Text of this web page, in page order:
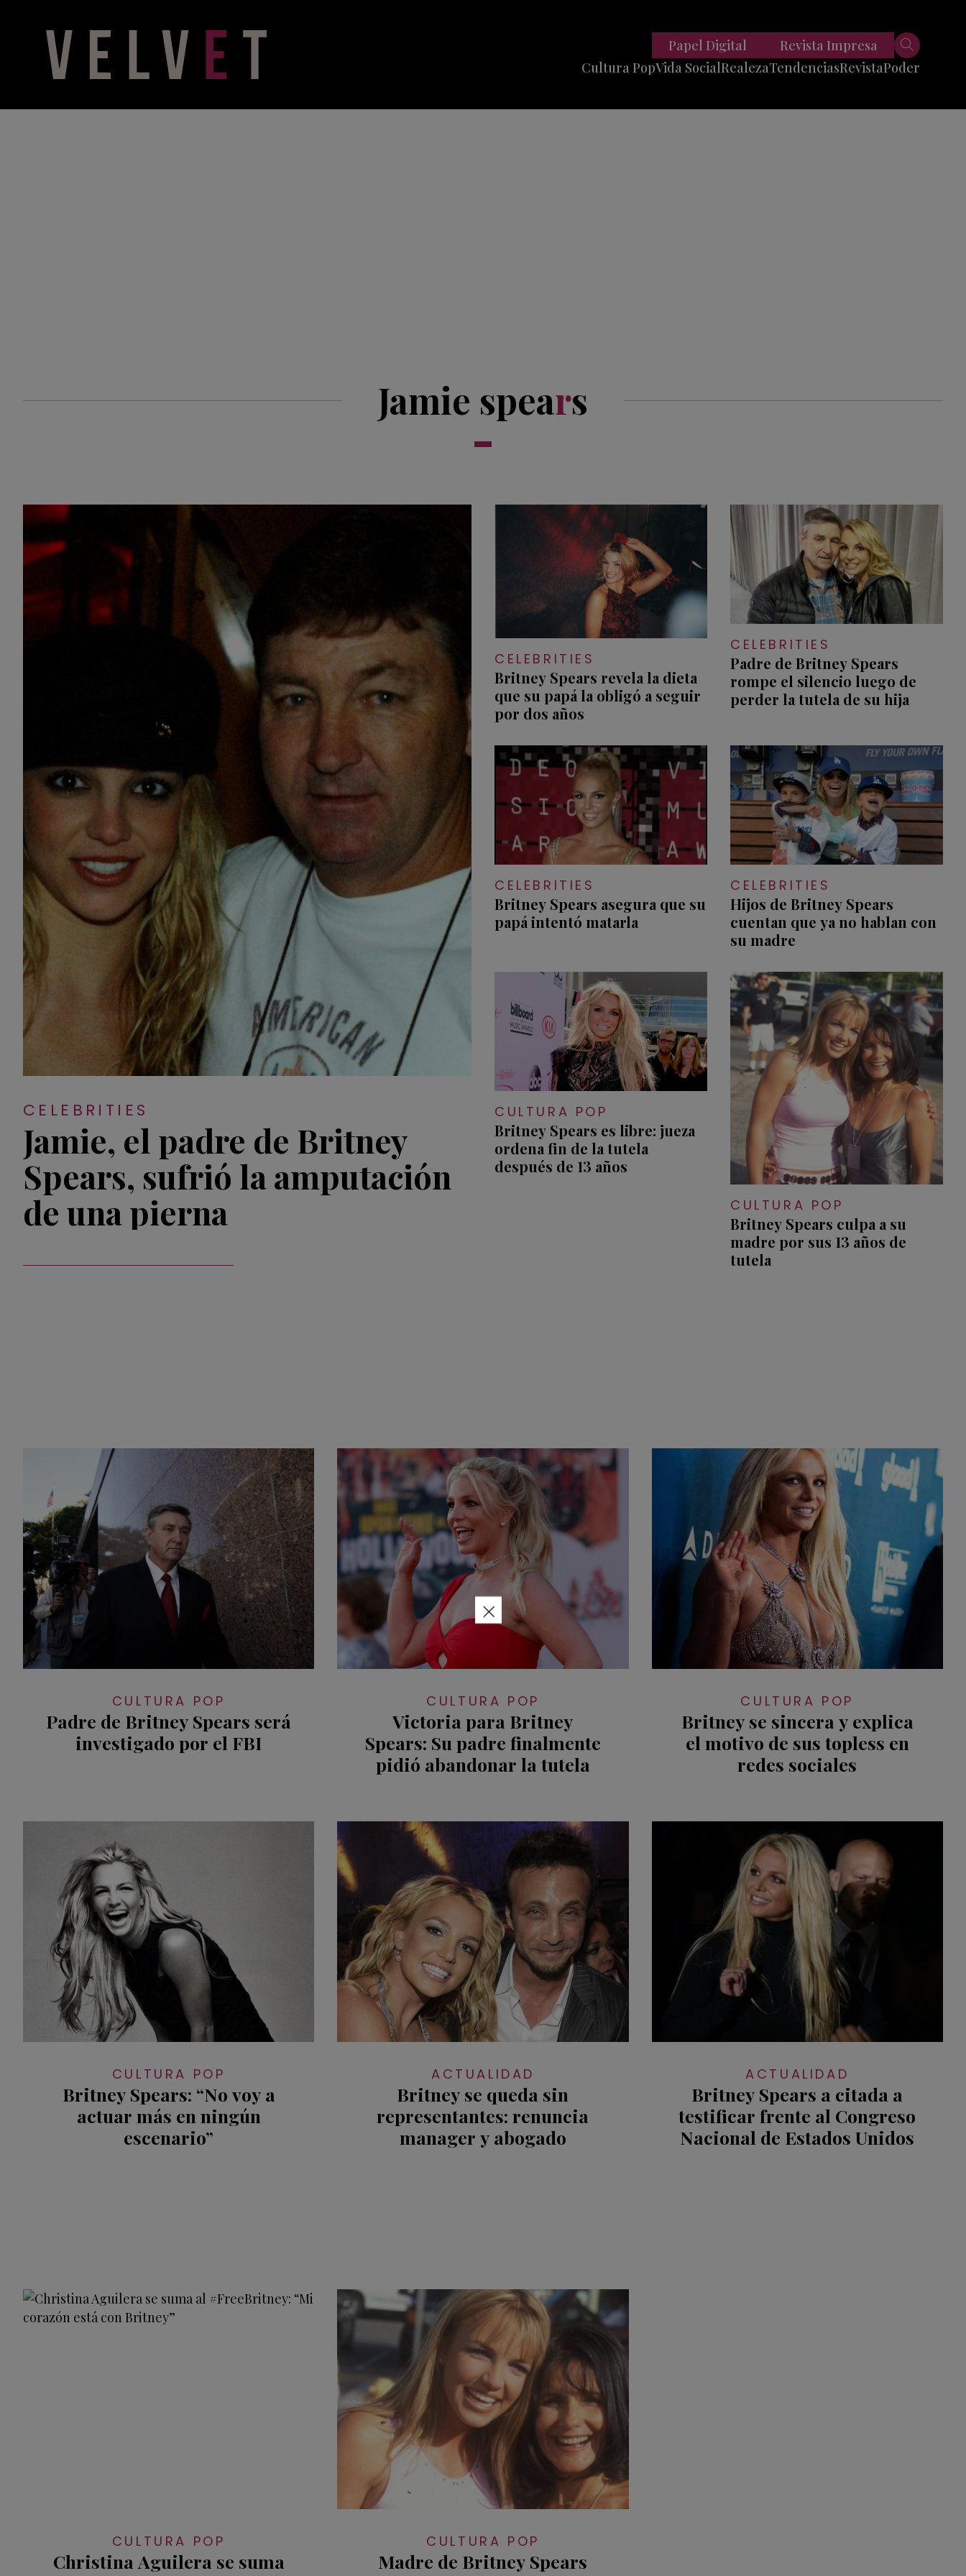
Cultura PopVida SocialRealezaTendenciasRevistaPoder
Papel Digital Revista Impresa
Jamie spears
CELEBRITIES
Jamie, el padre de Britney
Spears, sufrió la amputación
de una pierna
CELEBRITIES
Britney Spears revela la dieta
que su papá la obligó a seguir
por dos años
CELEBRITIES
Padre de Britney Spears
rompe el silencio luego de
perder la tutela de su hija
CELEBRITIES
Britney Spears asegura que su
papá intentó matarla
CELEBRITIES
Hijos de Britney Spears
cuentan que ya no hablan con
su madre
CULTURA POP
Britney Spears es libre: jueza
ordena fin de la tutela
después de 13 años
CULTURA POP
Britney Spears culpa a su
madre por sus 13 años de
tutela
CULTURA POP
Padre de Britney Spears será
investigado por el FBI
CULTURA POP
Victoria para Britney
Spears: Su padre finalmente
pidió abandonar la tutela
CULTURA POP
Britney se sincera y explica
el motivo de sus topless en
redes sociales
CULTURA POP
Britney Spears: “No voy a
actuar más en ningún
escenario”
ACTUALIDAD
Britney se queda sin
representantes: renuncia
manager y abogado
ACTUALIDAD
Britney Spears a citada a
testificar frente al Congreso
Nacional de Estados Unidos
CULTURA POP
Christina Aguilera se suma
CULTURA POP
Madre de Britney Spears
×